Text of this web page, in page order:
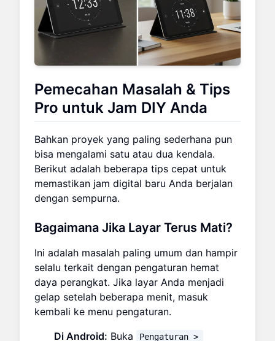
Pemecahan Masalah & Tips
Pro untuk Jam DIY Anda
Bahkan proyek yang paling sederhana pun
bisa mengalami satu atau dua kendala.
Berikut adalah beberapa tips cepat untuk
memastikan jam digital baru Anda berjalan
dengan sempurna.
Bagaimana Jika Layar Terus Mati?
Ini adalah masalah paling umum dan hampir
selalu terkait dengan pengaturan hemat
daya perangkat. Jika layar Anda menjadi
gelap setelah beberapa menit, masuk
kembali ke menu pengaturan.
Di Android: Buka Pengaturan >